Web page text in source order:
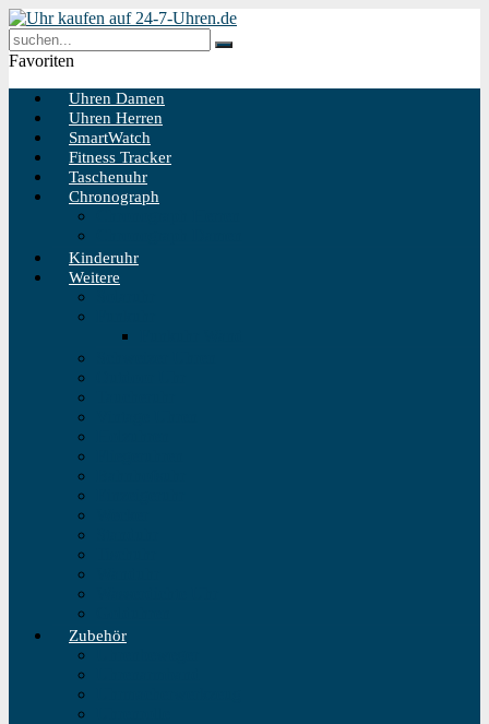
Favoriten
Uhren Damen
Uhren Herren
SmartWatch
Fitness Tracker
Taschenuhr
Chronograph
Kinderuhr
Weitere
Zubehör